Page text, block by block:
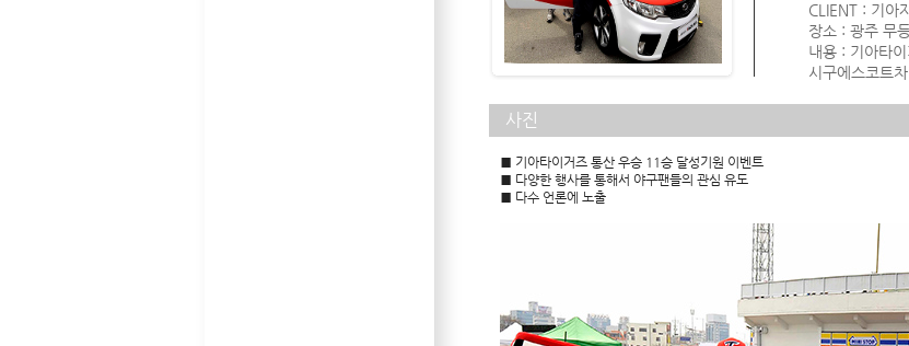
CLIENT : 기아
장소 : 광주 무
내용 : 기아타
시구에스코트
사진
■ 기아타이거즈 통산 우승 11승 달성기원 이벤트
■ 다양한 행사를 통해서 야구팬들의 관심 유도
■ 다수 언론에 노출